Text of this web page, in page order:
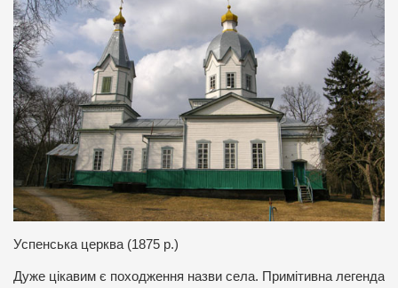
Успенська церква (1875 р.)
Дуже цікавим є походження назви села. Примітивна легенда